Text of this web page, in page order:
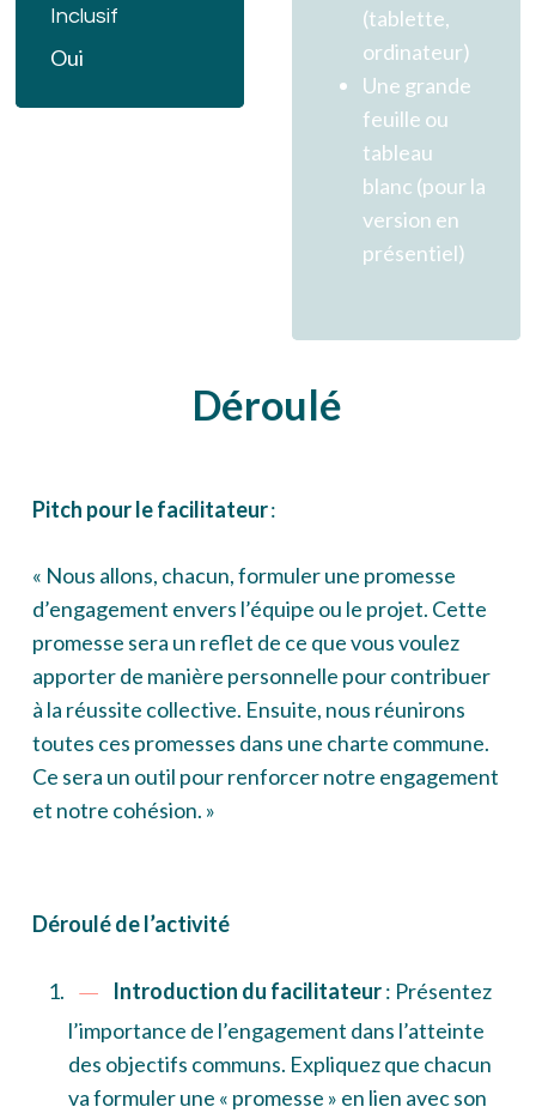
Inclusif
Oui
(tablette,
ordinateur)
Une grande
feuille ou
tableau
blanc (pour la
version en
présentiel)
Déroulé
Pitch pour le facilitateur:
« Nous allons, chacun, formuler une promesse
d’engagement envers l’équipe ou le projet. Cette
promesse sera un reflet de ce que vous voulez
apporter de manière personnelle pour contribuer
à la réussite collective. Ensuite, nous réunirons
toutes ces promesses dans une charte commune.
Ce sera un outil pour renforcer notre engagement
et notre cohésion. »
Déroulé de l’activité
Introduction du facilitateur: Présentez
l’importance de l’engagement dans l’atteinte
des objectifs communs. Expliquez que chacun
va formuler une « promesse » en lien avec son